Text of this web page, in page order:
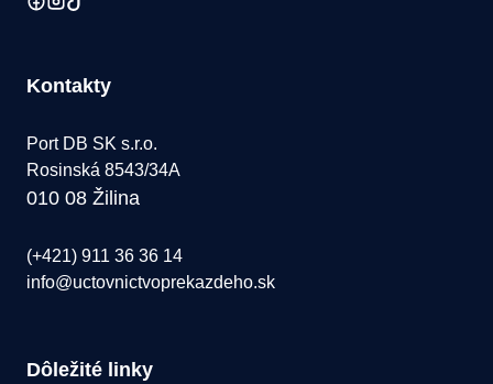
Kontakty
Port DB SK s.r.o.
Rosinská 8543/34A
010 08 Žilina
(+421) 911 36 36 14
info@uctovnictvoprekazdeho.sk
Dôležité linky